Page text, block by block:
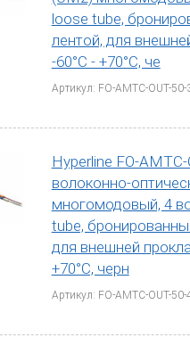
оптические кабели
кабель волоконно-
обычно имеют
Также
для подвеса на
волоконно-
выбор кабеля
loose tube,
лентой, для
-60°С - +70°С, че
Артикул: FO-AMTC-OUT-50-
Hyperline FO-
волоконно-
многомодовый, 4
tube,
для внешней
+70°С, черн
Артикул: FO-AMTC-OUT-50-